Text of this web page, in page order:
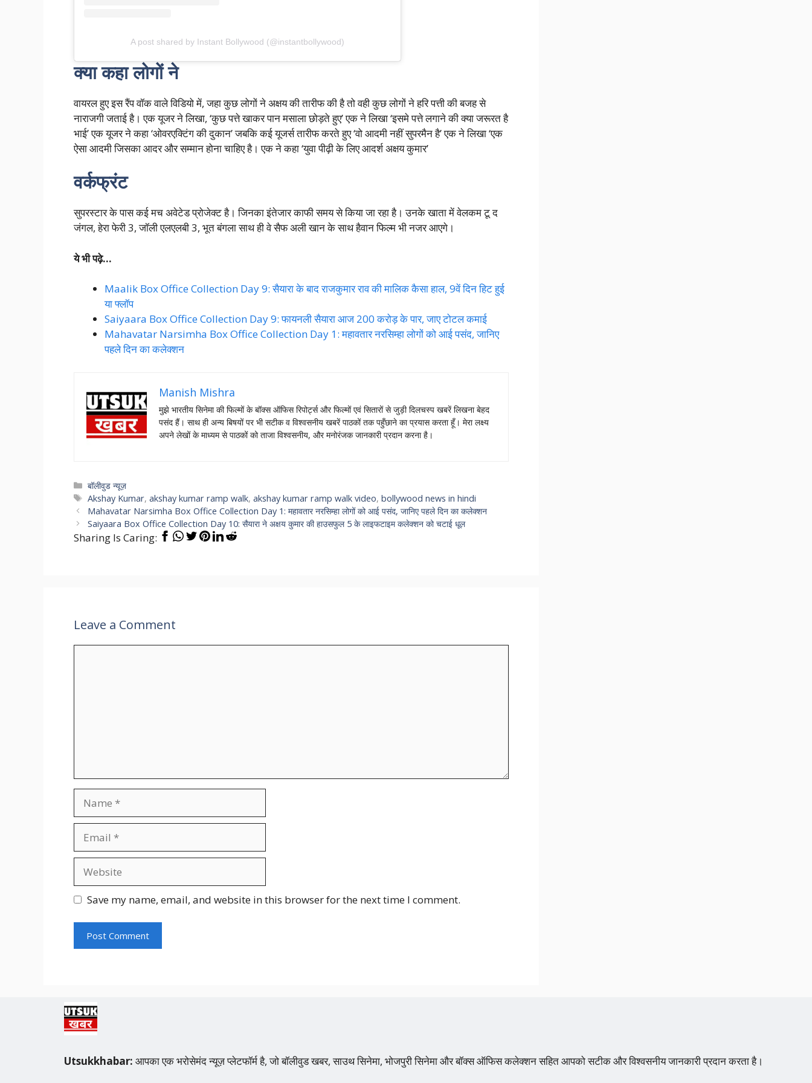
A post shared by Instant Bollywood (@instantbollywood)
क्या कहा लोगों ने
वायरल हुए इस रैंप वॉक वाले विडियो में, जहा कुछ लोगों ने अक्षय की तारीफ की है तो वही कुछ लोगों ने हरि पत्ती की बजह से
नाराजगी जताई है। एक यूजर ने लिखा, ‘कुछ पत्ते खाकर पान मसाला छोड़ते हुए’ एक ने लिखा ‘इसमे पत्ते लगाने की क्या जरूरत है
भाई’ एक यूजर ने कहा ‘ओवरएक्टिंग की दुकान’ जबकि कई यूजर्स तारीफ करते हुए ‘वो आदमी नहीं सुपरमैन है’ एक ने लिखा ‘एक
ऐसा आदमी जिसका आदर और सम्मान होना चाहिए है। एक ने कहा ‘युवा पीढ़ी के लिए आदर्श अक्षय कुमार’
वर्कफ्रंट
सुपरस्टार के पास कई मच अवेटेड प्रोजेक्ट है। जिनका इंतेजार काफी समय से किया जा रहा है। उनके खाता में वेलकम टू द
जंगल, हेरा फेरी 3, जॉली एलएलबी 3, भूत बंगला साथ ही वे सैफ अली खान के साथ हैवान फिल्म भी नजर आएगे।
ये भी पढ़े…
Maalik Box Office Collection Day 9: सैयारा के बाद राजकुमार राव की मालिक कैसा हाल, 9वें दिन हिट हुई
या फ्लॉप
Saiyaara Box Office Collection Day 9: फायनली सैयारा आज 200 करोड़ के पार, जाए टोटल कमाई
Mahavatar Narsimha Box Office Collection Day 1: महावतार नरसिम्हा लोगों को आई पसंद, जानिए
पहले दिन का कलेक्शन
Manish Mishra
मुझे भारतीय सिनेमा की फिल्मों के बॉक्स ऑफिस रिपोर्ट्स और फिल्मों एवं सितारों से जुड़ी दिलचस्प खबरें लिखना बेहद
पसंद हैं। साथ ही अन्य बिषयों पर भी सटीक व विश्वसनीय खबरें पाठकों तक पहुँछाने का प्रयास करता हूँ। मेरा लक्ष्य
अपने लेखों के माध्यम से पाठकों को ताजा विश्वसनीय, और मनोरंजक जानकारी प्रदान करना है।
Categories
बॉलीवुड न्यूज़
Tags
Akshay Kumar,akshay kumar ramp walk,akshay kumar ramp walk video,bollywood news in hindi
Mahavatar Narsimha Box Office Collection Day 1: महावतार नरसिम्हा लोगों को आई पसंद, जानिए पहले दिन का कलेक्शन
Saiyaara Box Office Collection Day 10: सैयारा ने अक्षय कुमार की हाउसफुल 5 के लाइफटाइम कलेक्शन को चटाई धूल
Sharing Is Caring:
Leave a Comment
Save my name, email, and website in this browser for the next time I comment.
Utsukkhabar: आपका एक भरोसेमंद न्यूज़ प्लेटफॉर्म है, जो बॉलीवुड खबर, साउथ सिनेमा, भोजपुरी सिनेमा और बॉक्स ऑफिस कलेक्शन सहित आपको सटीक और विश्वसनीय जानकारी प्रदान करता है।